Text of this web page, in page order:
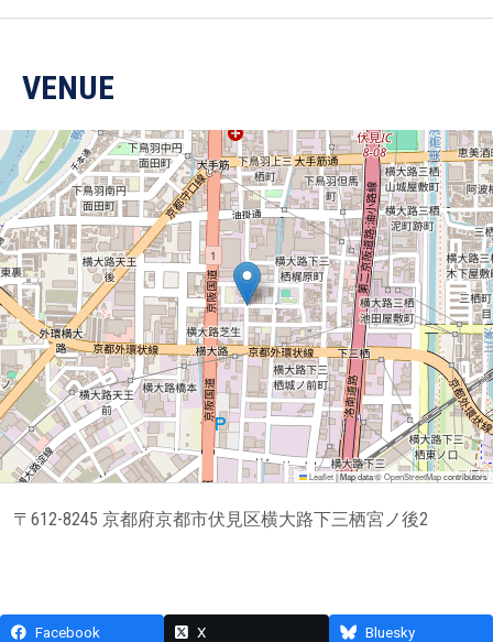
VENUE
Leaflet|Map data ©OpenStreetMapcontributors
〒612-8245 京都府京都市伏見区横大路下三栖宮ノ後2
Facebook X Bluesky